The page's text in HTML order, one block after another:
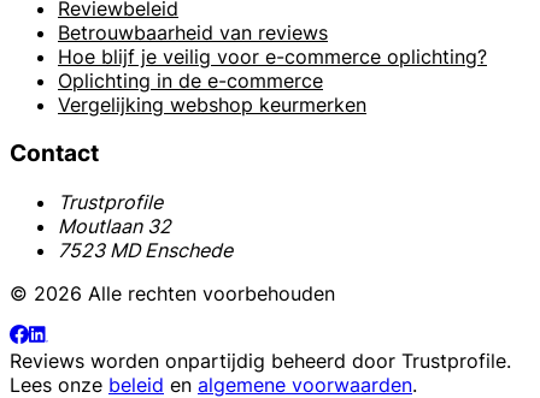
Reviewbeleid
Betrouwbaarheid van reviews
Hoe blijf je veilig voor e-commerce oplichting?
Oplichting in de e-commerce
Vergelijking webshop keurmerken
Contact
Trustprofile
Moutlaan 32
7523 MD Enschede
© 2026 Alle rechten voorbehouden
Reviews worden onpartijdig beheerd door Trustprofile.
Lees onze beleid en algemene voorwaarden.